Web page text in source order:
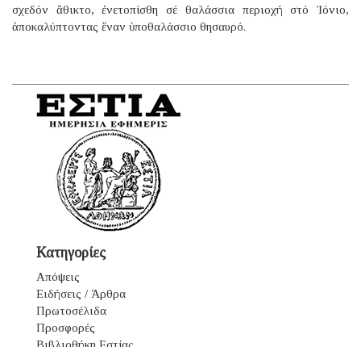
σχεδόν ἄθικτο, ἐνετοπίσθη σέ θαλάσσια περιοχή στό Ἰόνιο,
ἀποκαλύπτοντας ἕναν ὑποθαλάσσιο θησαυρό.
Κατηγορίες
Απόψεις
Ειδήσεις / Άρθρα
Πρωτοσέλιδα
Προσφορές
Βιβλιοθήκη Εστίας